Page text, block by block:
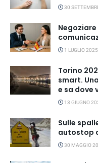
30
1 LUGLIO 2025
Torino
smart.
e sa dove
13 GIUGNO
Sulle
autostop
30 MAGGIO